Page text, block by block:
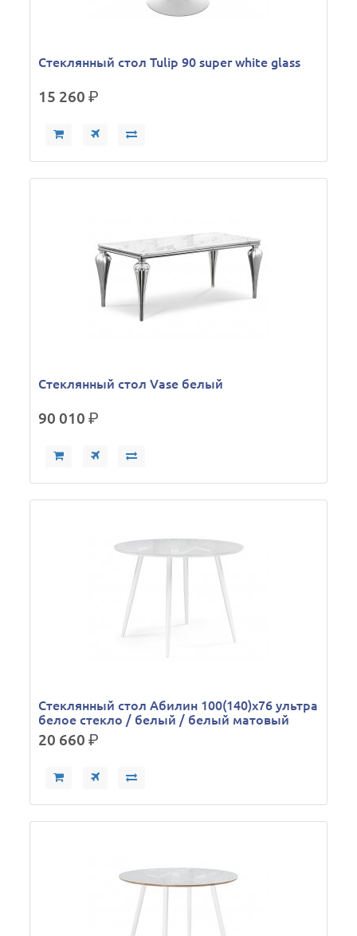
Стеклянный стол Tulip 90 super white glass
15 260р.
Стеклянный стол Vase белый
90 010р.
Стеклянный стол Абилин 100(140)х76 ультра
белое стекло / белый / белый матовый
20 660р.